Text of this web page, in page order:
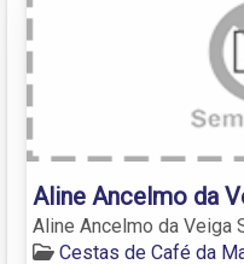
Aline Ancelmo da
Aline Ancelmo da Veiga
Cestas de Café da